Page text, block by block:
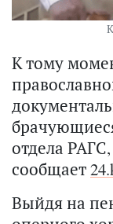
К тому
отдела
сообщает
Выйдя на